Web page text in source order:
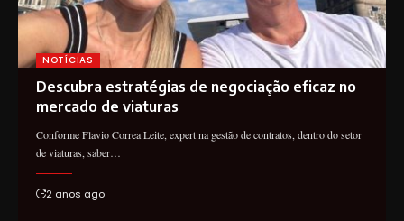
NOTÍCIAS
Descubra estratégias de negociação eficaz no
mercado de viaturas
Conforme Flavio Correa Leite, expert na gestão de contratos, dentro do setor
de viaturas, saber…
2 anos ago